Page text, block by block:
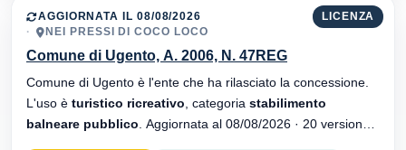
LICENZA
AGGIORNATA IL 08/08/2026
NEI PRESSI DI COCO LOCO
Comune di Ugento, A. 2006, N. 47REG
Comune di Ugento è l'ente che ha rilasciato la concessione.
L'uso è turistico ricreativo , categoria stabilimento
balneare pubblico